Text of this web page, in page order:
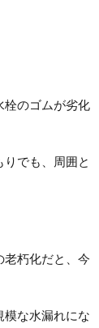
栓のゴムが劣化
でも、周囲と
老朽化だと、今
模な水漏れにな